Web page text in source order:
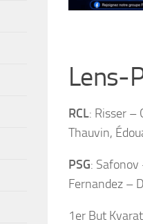
Lens-
RCL: Risser –
Thauvin,
PSG: Safonov
Fernandez –
1er But